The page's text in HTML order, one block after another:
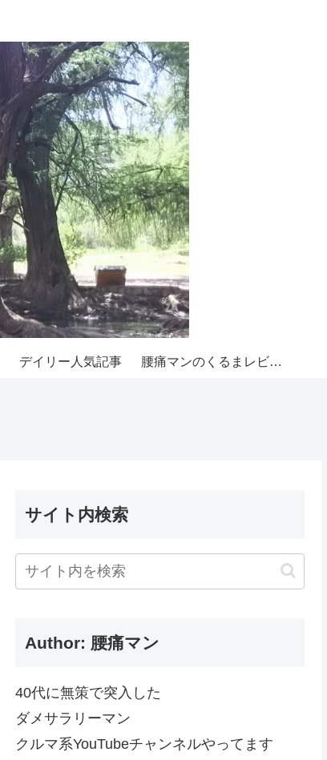
デイリー人気記事 腰痛マンのくるまレビュー
サイト内検索
Author: 腰痛マン
40代に無策で突入した
ダメサラリーマン
クルマ系YouTubeチャンネルやってます